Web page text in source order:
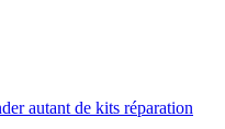
autant de kits réparation